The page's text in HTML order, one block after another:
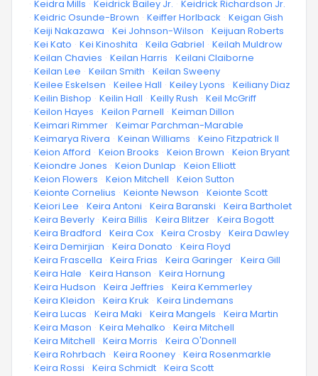
· Keidra Mills · Keidrick Bailey Jr. · Keidrick Richardson Jr.
· Keidric Osunde-Brown · Keiffer Horlback · Keigan Gish
· Keiji Nakazawa · Kei Johnson-Wilson · Keijuan Roberts
· Kei Kato · Kei Kinoshita · Keila Gabriel · Keilah Muldrow
· Keilan Chavies · Keilan Harris · Keilani Claiborne
· Keilan Lee · Keilan Smith · Keilan Sweeny
· Keilee Eskelsen · Keilee Hall · Keiley Lyons · Keiliany Diaz
· Keilin Bishop · Keilin Hall · Keilly Rush · Keil McGriff
· Keilon Hayes · Keilon Parnell · Keiman Dillon
· Keimari Rimmer · Keimar Parchman-Marable
· Keimarya Rivera · Keinan Williams · Keino Fitzpatrick II
· Keion Afford · Keion Brooks · Keion Brown · Keion Bryant
· Keiondre Jones · Keion Dunlap · Keion Elliott
· Keion Flowers · Keion Mitchell · Keion Sutton
· Keionte Cornelius · Keionte Newson · Keionte Scott
· Keiori Lee · Keira Antoni · Keira Baranski · Keira Bartholet
· Keira Beverly · Keira Billis · Keira Blitzer · Keira Bogott
· Keira Bradford · Keira Cox · Keira Crosby · Keira Dawley
· Keira Demirjian · Keira Donato · Keira Floyd
· Keira Frascella · Keira Frias · Keira Garinger · Keira Gill
· Keira Hale · Keira Hanson · Keira Hornung
· Keira Hudson · Keira Jeffries · Keira Kemmerley
· Keira Kleidon · Keira Kruk · Keira Lindemans
· Keira Lucas · Keira Maki · Keira Mangels · Keira Martin
· Keira Mason · Keira Mehalko · Keira Mitchell
· Keira Mitchell · Keira Morris · Keira O'Donnell
· Keira Rohrbach · Keira Rooney · Keira Rosenmarkle
· Keira Rossi · Keira Schmidt · Keira Scott